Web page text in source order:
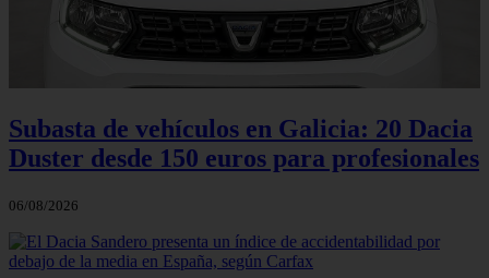
Subasta de vehículos en Galicia: 20 Dacia
Duster desde 150 euros para profesionales
06/08/2026